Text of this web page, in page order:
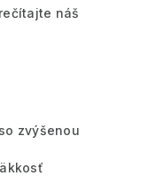
náš
zvýšenou